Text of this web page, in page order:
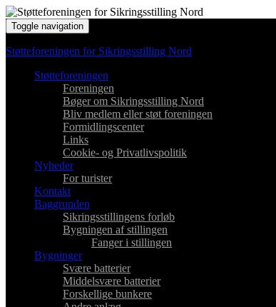
Toggle navigation
Støtteforeningen for Sikringsstilling Nord
Støtteforeningen
Foreningen
Bøger om Sikringsstilling Nord
Bliv medlem eller støt foreningen
Formidlingscenter
Links
Cookie- og Privatlivspolitik
Nyheder
For turister
Kontakt
Baggrunden
Sikringsstillingens forløb
Bygningen af stillingen
Fanger i stillingen
Bygninger
Svære batterier
Middelsvære batterier
Forskellige bunkere